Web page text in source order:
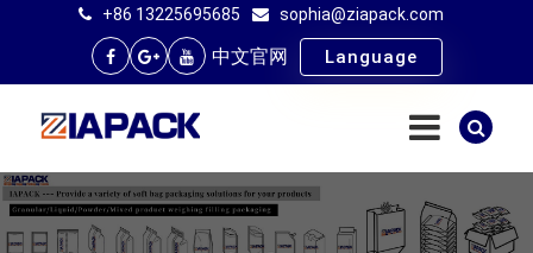
+86 13225695685 sophia@ziapack.com
中文官网 Language